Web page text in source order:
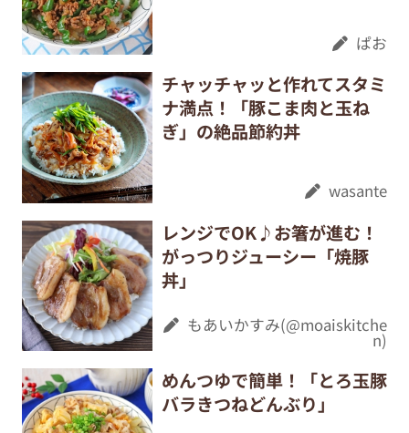
ぱお
チャッチャッと作れてスタミ
ナ満点！「豚こま肉と玉ね
ぎ」の絶品節約丼
wasante
レンジでOK♪お箸が進む！
がっつりジューシー「焼豚
丼」
もあいかすみ(@moaiskitche
n)
めんつゆで簡単！「とろ玉豚
バラきつねどんぶり」